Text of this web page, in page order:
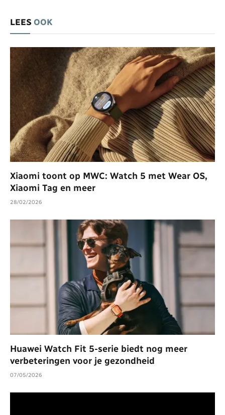
LEES OOK
Xiaomi toont op MWC: Watch 5 met Wear OS,
Xiaomi Tag en meer
28/02/2026
Huawei Watch Fit 5-serie biedt nog meer
verbeteringen voor je gezondheid
07/05/2026